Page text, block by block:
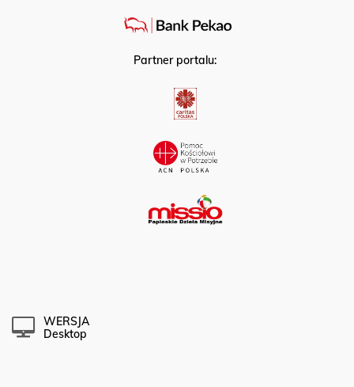
Partner portalu:
WERSJA
Desktop